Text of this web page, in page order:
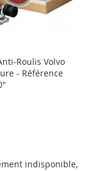
Roulis Volvo
- Référence
indisponible,